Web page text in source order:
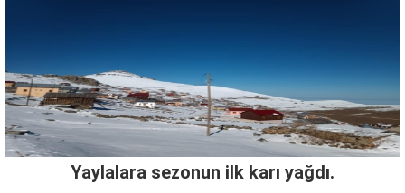
Yaylalara sezonun ilk karı yağdı.